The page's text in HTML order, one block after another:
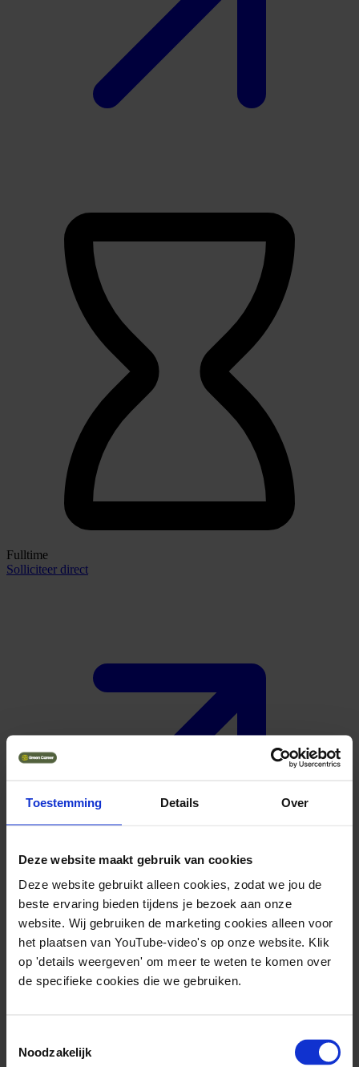
Toestemming Details Over
Deze website maakt gebruik van cookies
Deze website gebruikt alleen cookies, zodat we jou de
beste ervaring bieden tijdens je bezoek aan onze
website. Wij gebruiken de marketing cookies alleen voor
het plaatsen van YouTube-video's op onze website. Klik
op 'details weergeven' om meer te weten te komen over
de specifieke cookies die we gebruiken.
Noodzakelijk
Fulltime
Solliciteer direct
Geuniformeerd